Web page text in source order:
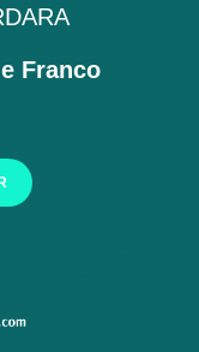
Franco